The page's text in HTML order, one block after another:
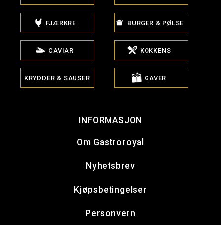
FJÆRKRE BURGER & PØLSE
CAVIAR KOKKENS
KRYDDER & SAUSER GAVER
INFORMASJON
Om Gastroroyal
Nyhetsbrev
Kjøpsbetingelser
Personvern